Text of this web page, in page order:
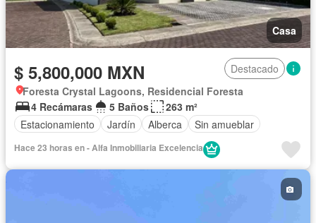
Casa
$ 5,800,000 MXN
Destacado
Foresta Crystal Lagoons, Residencial Foresta
4 Recámaras
5 Baños
263 m²
Estacionamiento
Jardín Alberca Sin amueblar
Hace 23 horas en - Alfa Inmobiliaria Excelencia